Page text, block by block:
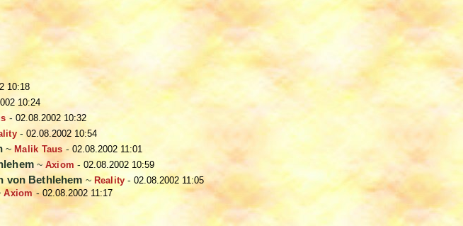
10:18
10:24
- 02.08.2002 10:32
- 02.08.2002 10:54
~ Malik Taus - 02.08.2002 11:01
~ Axiom -02.08.2002 10:59
von Bethlehem ~ Reality -02.08.2002 11:05
Axiom - 02.08.2002 11:17